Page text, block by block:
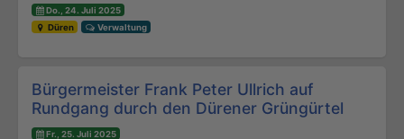
Do., 24. Juli 2025
Düren
Verwaltung
Bürgermeister Frank Peter Ullrich auf
Rundgang durch den Dürener Grüngürtel
Fr., 25. Juli 2025